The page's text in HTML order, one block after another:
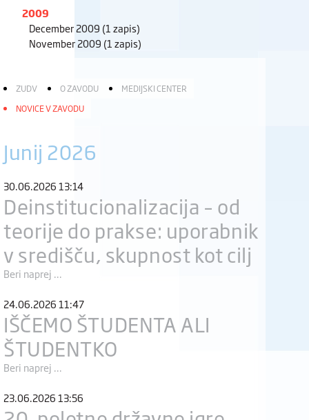
2009
December 2009 (1 zapis)
November 2009 (1 zapis)
ZUDV O ZAVODU
MEDIJSKI CENTER
NOVICE V ZAVODU
Junij 2026
30.06.2026 13:14
Deinstitucionalizacija – od
teorije do prakse: uporabnik
v središču, skupnost kot cilj
Beri naprej ...
24.06.2026 11:47
IŠČEMO ŠTUDENTA ALI
ŠTUDENTKO
Beri naprej ...
23.06.2026 13:56